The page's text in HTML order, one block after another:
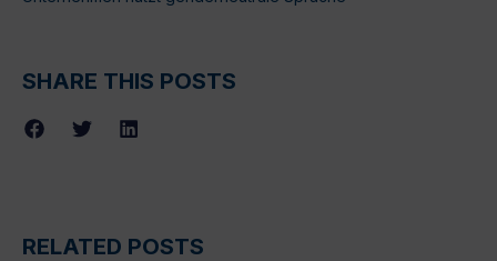
SHARE THIS POSTS
RELATED POSTS